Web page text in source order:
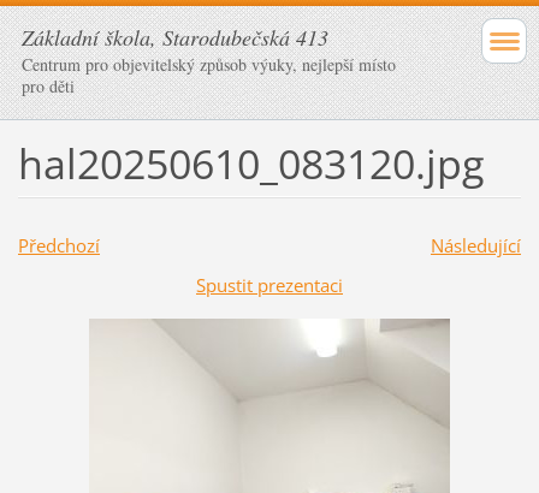
Základní škola, Starodubečská 413
Centrum pro objevitelský způsob výuky, nejlepší místo
pro děti
hal20250610_083120.jpg
Předchozí
Následující
Spustit prezentaci